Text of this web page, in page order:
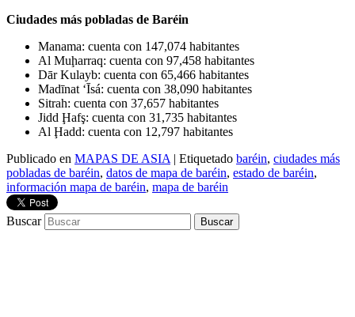
Ciudades más pobladas de Baréin
Manama: cuenta con 147,074 habitantes
Al Muḩarraq: cuenta con 97,458 habitantes
Dār Kulayb: cuenta con 65,466 habitantes
Madīnat ‘Īsá: cuenta con 38,090 habitantes
Sitrah: cuenta con 37,657 habitantes
Jidd Ḩafş: cuenta con 31,735 habitantes
Al Ḩadd: cuenta con 12,797 habitantes
Publicado en MAPAS DE ASIA | Etiquetado baréin, ciudades más
pobladas de baréin, datos de mapa de baréin, estado de baréin,
información mapa de baréin, mapa de baréin
Buscar